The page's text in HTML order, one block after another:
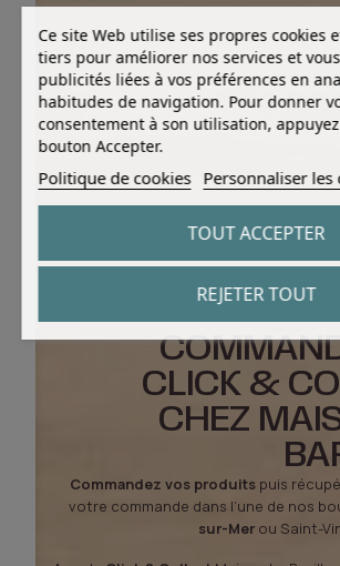
CLICK &
CHEZ
Commandez vos produits puis
votre commande dans l’une de nos
sur-Mer ou Saint-
Ce site Web utilise ses propres cookies
tiers pour améliorer nos services et
publicités liées à vos préférences en
habitudes de navigation. Pour donner
consentement à son utilisation,
bouton Accepter.
Politique de cookies Personnaliser les
REJETER TOUT
TOUT ACCEPTER